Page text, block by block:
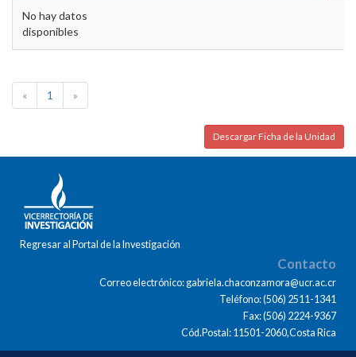
No hay datos
disponibles
« 1 »
Descargar Ficha de la Unidad
Regresar al Portal de la Investigación
Contacto
Correo electrónico: gabriela.chaconzamora@ucr.ac.cr
Teléfono: (506) 2511-1341
Fax: (506) 2224-9367
Cód.Postal: 11501-2060,Costa Rica